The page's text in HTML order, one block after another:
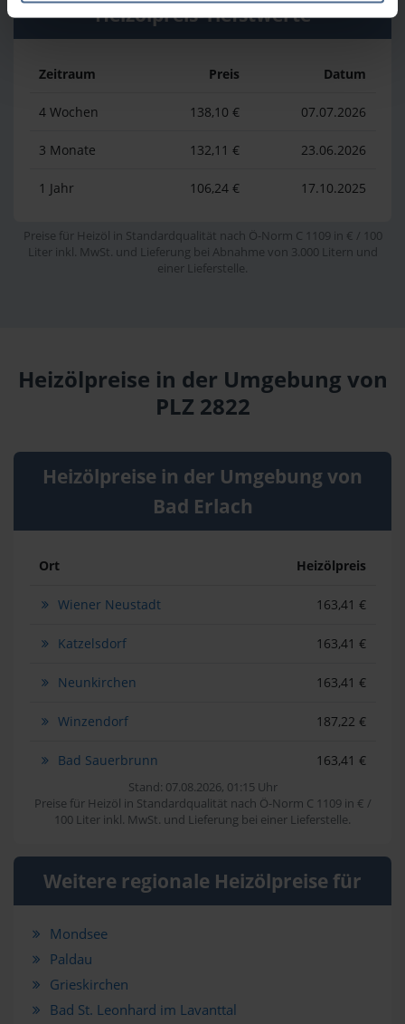
Heizölpreis-Tiefstwerte
Zeitraum Preis Datum
4 Wochen 138,10 € 07.07.2026
3 Monate 132,11 € 23.06.2026
1 Jahr 106,24 € 17.10.2025
Preise für Heizöl in Standardqualität nach Ö-Norm C 1109 in € / 100
Liter inkl. MwSt. und Lieferung bei Abnahme von 3.000 Litern und
einer Lieferstelle.
Heizölpreise in der Umgebung von
PLZ 2822
Heizölpreise in der Umgebung von
Bad Erlach
Ort Heizölpreis
Wiener Neustadt 163,41 €
Katzelsdorf 163,41 €
Neunkirchen 163,41 €
Winzendorf 187,22 €
Bad Sauerbrunn 163,41 €
Stand: 07.08.2026, 01:15 Uhr
Preise für Heizöl in Standardqualität nach Ö-Norm C 1109 in € /
100 Liter inkl. MwSt. und Lieferung bei einer Lieferstelle.
Weitere regionale Heizölpreise für
Mondsee
Paldau
Grieskirchen
Bad St. Leonhard im Lavanttal